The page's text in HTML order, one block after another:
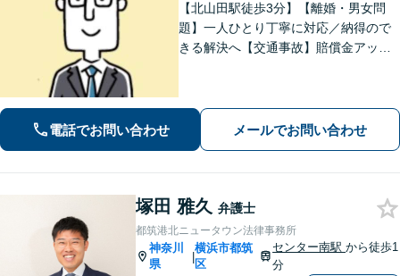
【北山田駅徒歩3分】【離婚・男女問
題】一人ひとり丁寧に対応／納得ので
きる解決へ【交通事故】賠償金アップ
続きはもちろん、再発防止策や今後の
生活のフォローも行います。
電話でお問い合わせ メールでお問い合わせ
塚田 雅久 弁護士
都筑港北ニュータウン法律事務所
神奈川
県
|
横浜市都筑
区
センター南駅から徒歩1
分